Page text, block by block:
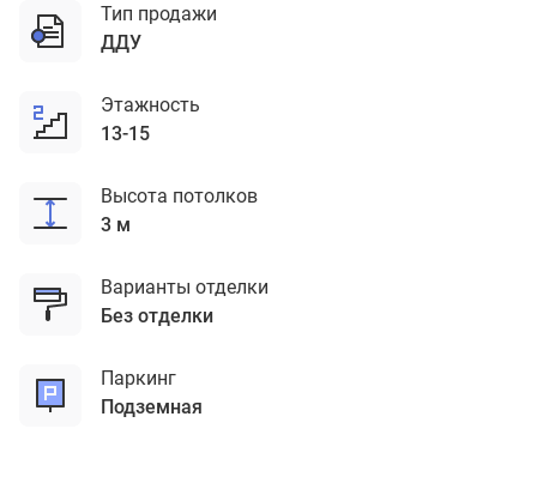
Тип продажи
ДДУ
Этажность
13-15
Высота потолков
3 м
Варианты отделки
без отделки
Паркинг
подземная